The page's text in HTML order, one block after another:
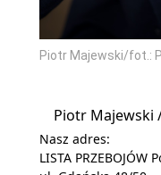
Piotr Majewski/fot.:
Piotr Majewski
Nasz adres:
LISTA PRZEBOJÓW